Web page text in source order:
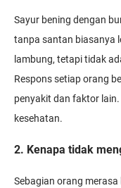
Sayur bening dengan
tanpa santan biasanya
lambung, tetapi tidak
Respons setiap orang
penyakit dan faktor
kesehatan.
2. Kenapa tidak
Sebagian orang